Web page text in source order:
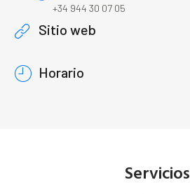
+34 944 30 07 05
Sitio web
Horario
Servicios